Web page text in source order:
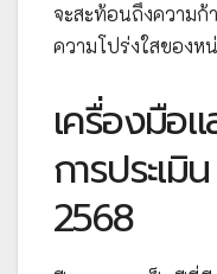
จะสะท้อนถึงความ
ความโปร่งใสของห
เครื่องมือแ
การประเ
2568